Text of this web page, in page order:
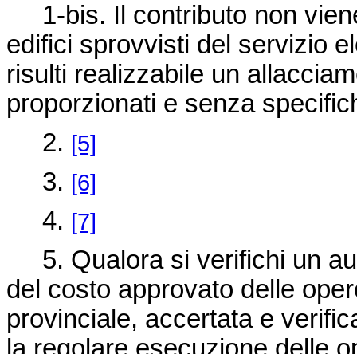
1-bis. Il contributo non
edifici sprovvisti del servizio
risulti realizzabile un
proporzionati e senza
2. [5]
3. [6]
4. [7]
5. Qualora si verifichi un
del costo approvato delle
provinciale, accertata e